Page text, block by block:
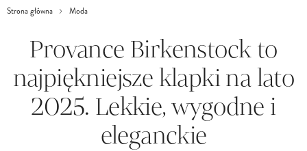
Strona główna Moda
Provance Birkenstock to
najpiękniejsze klapki na lato
2025. Lekkie, wygodne i
eleganckie